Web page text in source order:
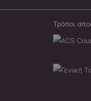
Τρόποι